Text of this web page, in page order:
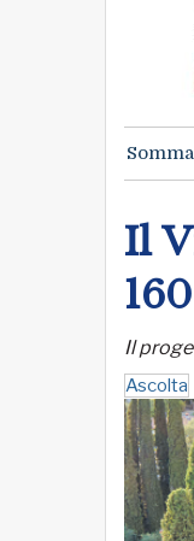
Il
Il
Ascolta